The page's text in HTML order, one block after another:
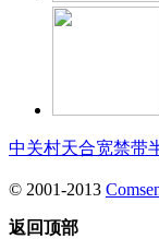
中关村天合宽禁带
© 2001-2013
返回顶部